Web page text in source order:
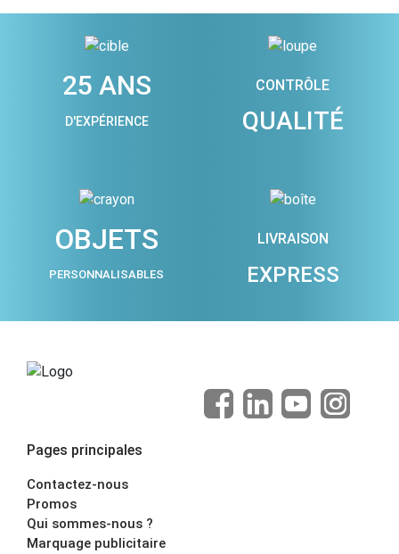
25 ANS
D'EXPÉRIENCE
CONTRÔLE
QUALITÉ
OBJETS
PERSONNALISABLES
LIVRAISON
EXPRESS
Pages principales
Contactez-nous
Promos
Qui sommes-nous ?
Marquage publicitaire